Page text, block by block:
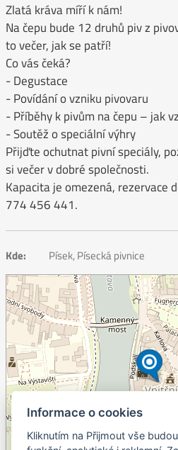
Zlatá kráva míří k nám!
Na čepu bude 12 druhů piv z
to večer, jak se patří!
Co vás čeká?
- Degustace
- Povídání o vzniku pivovaru
- Příběhy k pivům na čepu – jak
- Soutěž o speciální výhry
Přijďte ochutnat pivní speciály,
si večer v dobré společnosti.
Kapacita je omezená, rezervace
774 456 441.
Kde: Písek, Písecká pivnice
Informace o cookies
Kliknutím na Přijmout vše